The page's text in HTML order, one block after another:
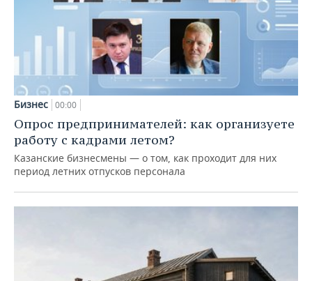
Бизнес 00:00
Опрос предпринимателей: как организуете
работу с кадрами летом?
Казанские бизнесмены — о том, как проходит для них
период летних отпусков персонала